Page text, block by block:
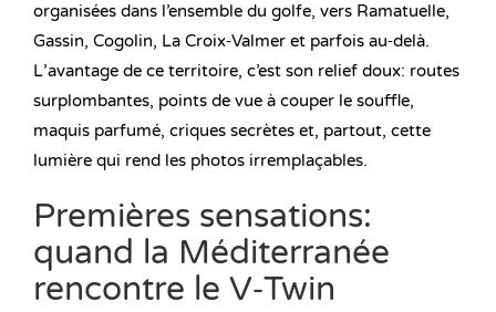
organisées dans l’ensemble du golfe, vers Ramatuelle,
Gassin, Cogolin, La Croix‑Valmer et parfois au‑delà.
L’avantage de ce territoire, c’est son relief doux: routes
surplombantes, points de vue à couper le souffle,
maquis parfumé, criques secrètes et, partout, cette
lumière qui rend les photos irremplaçables.
Premières sensations:
quand la Méditerranée
rencontre le V‑Twin